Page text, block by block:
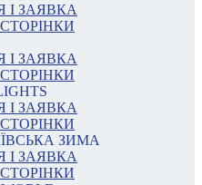
ЗАЯВКА
ЗАЯВКА
ЗАЯВКА
ЗИМА
ЗАЯВКА